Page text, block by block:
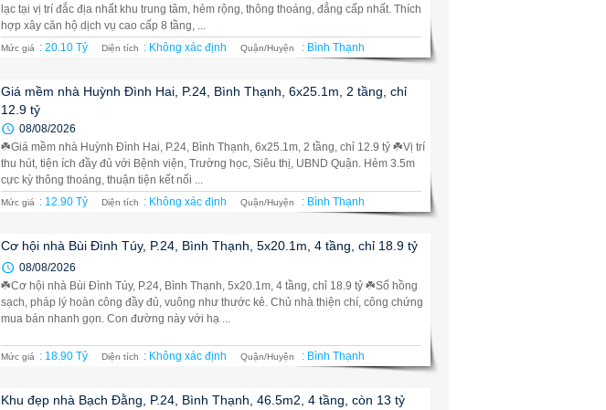
lạc tại vị trí đắc địa nhất khu trung tâm, hẻm rộng, thông thoáng, đẳng cấp nhất. Thích
hợp xây căn hộ dịch vụ cao cấp 8 tầng, ...
Mức giá : 20.10 Tỷ Diện tích : Không xác định Quận/Huyện : Bình Thạnh
Giá mềm nhà Huỳnh Đình Hai, P.24, Bình Thạnh, 6x25.1m, 2 tầng, chỉ
12.9 tỷ
08/08/2026
☘️Giá mềm nhà Huỳnh Đình Hai, P.24, Bình Thạnh, 6x25.1m, 2 tầng, chỉ 12.9 tỷ ☘️Vị trí
thu hút, tiện ích đầy đủ với Bệnh viện, Trường học, Siêu thị, UBND Quận. Hẻm 3.5m
cực kỳ thông thoáng, thuận tiện kết nối ...
Mức giá : 12.90 Tỷ Diện tích : Không xác định Quận/Huyện : Bình Thạnh
Cơ hội nhà Bùi Đình Túy, P.24, Bình Thạnh, 5x20.1m, 4 tầng, chỉ 18.9 tỷ
08/08/2026
☘️Cơ hội nhà Bùi Đình Túy, P.24, Bình Thạnh, 5x20.1m, 4 tầng, chỉ 18.9 tỷ ☘️Sổ hồng
sạch, pháp lý hoàn công đầy đủ, vuông như thước kẻ. Chủ nhà thiện chí, công chứng
mua bán nhanh gọn. Con đường này với hạ ...
Mức giá : 18.90 Tỷ Diện tích : Không xác định Quận/Huyện : Bình Thạnh
Khu đẹp nhà Bạch Đằng, P.24, Bình Thạnh, 46.5m2, 4 tầng, còn 13 tỷ